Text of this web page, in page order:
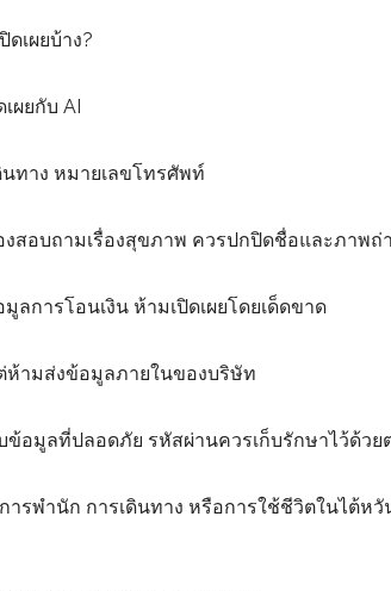
เผยบ้าง?
ผยกับ AI
ทาง หมายเลขโทรศัพท์
งสอบถามเรื่องสุขภาพ ควรปกปิดชื่อและภาพ
การโอนเงิน ห้ามเปิดเผยโดยเด็ดขาด
ห้ามส่งข้อมูลภายในของบริษัท
อมูลที่ปลอดภัย รหัสผ่านควรเก็บรักษาไว้ด้วย
รพำนัก การเดินทาง หรือการใช้ชีวิตในไต้หวั